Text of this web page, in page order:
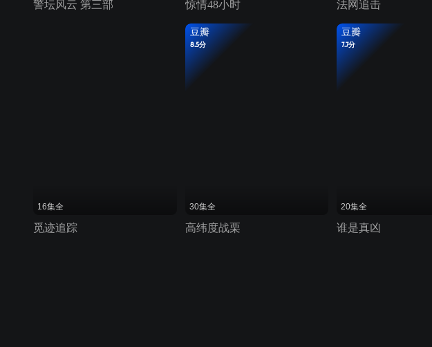
警坛风云 第三部 惊情48小时 法网追击
16集全
觅迹追踪
豆瓣
8.5分
30集全
高纬度战栗
豆瓣
7.7分
20集全
谁是真凶